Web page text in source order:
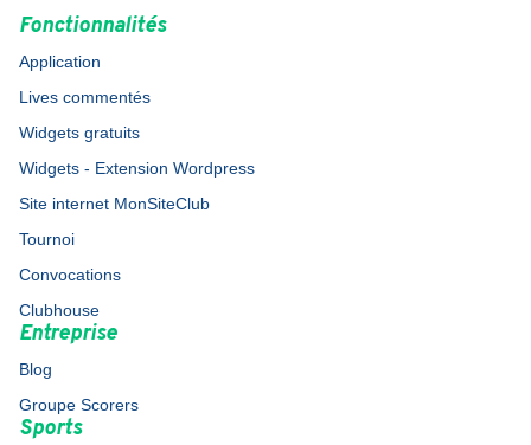
Fonctionnalités
Application
Lives commentés
Widgets gratuits
Widgets - Extension Wordpress
Site internet MonSiteClub
Tournoi
Convocations
Clubhouse
Entreprise
Blog
Groupe Scorers
Sports